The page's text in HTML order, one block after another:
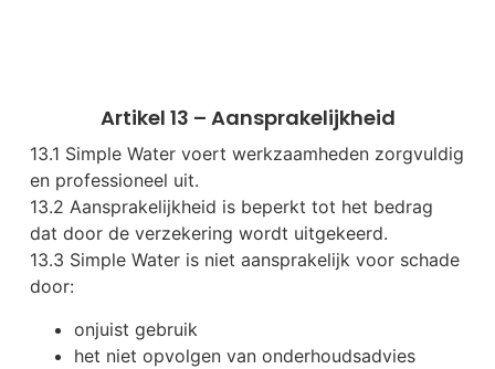
Artikel 13 – Aansprakelijkheid
13.1 Simple Water voert werkzaamheden zorgvuldig
en professioneel uit.
13.2 Aansprakelijkheid is beperkt tot het bedrag
dat door de verzekering wordt uitgekeerd.
13.3 Simple Water is niet aansprakelijk voor schade
door:
onjuist gebruik
het niet opvolgen van onderhoudsadvies